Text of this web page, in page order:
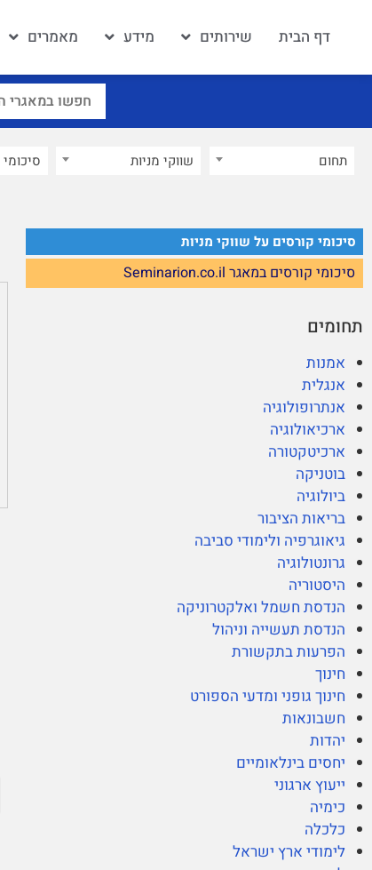
דף הבית שירותים מידע מאמרים
תחום שווקי מניות
סיכומי קורסים על שווקי מניות
סיכומי קורסים במאגר Seminarion.co.il
תחומים
אמנות
אנגלית
אנתרופולוגיה
ארכיאולוגיה
ארכיטקטורה
בוטניקה
ביולוגיה
בריאות הציבור
גיאוגרפיה ולימודי סביבה
גרונטולוגיה
היסטוריה
הנדסת חשמל ואלקטרוניקה
הנדסת תעשייה וניהול
הפרעות בתקשורת
חינוך
חינוך גופני ומדעי הספורט
חשבונאות
יהדות
יחסים בינלאומיים
ייעוץ ארגוני
כימיה
כלכלה
לימודי ארץ ישראל